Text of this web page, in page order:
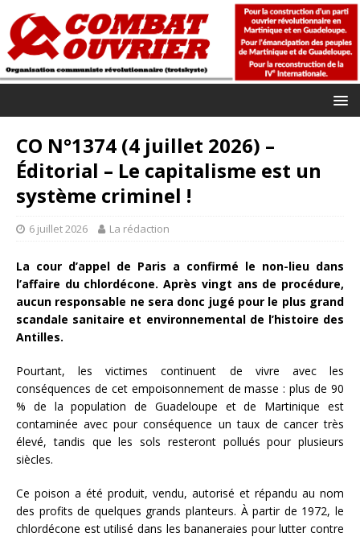
CO N°1374 (4 juillet 2026) –
Éditorial – Le capitalisme est un
système criminel !
6 juillet 2026 La rédaction
La cour d’appel de Paris a confirmé le non-lieu dans
l’affaire du chlordécone. Après vingt ans de procédure,
aucun responsable ne sera donc jugé pour le plus grand
scandale sanitaire et environnemental de l’histoire des
Antilles.
Pourtant, les victimes continuent de vivre avec les
conséquences de cet empoisonnement de masse : plus de 90
% de la population de Guadeloupe et de Martinique est
contaminée avec pour conséquence un taux de cancer très
élevé, tandis que les sols resteront pollués pour plusieurs
siècles.
Ce poison a été produit, vendu, autorisé et répandu au nom
des profits de quelques grands planteurs. À partir de 1972, le
chlordécone est utilisé dans les bananeraies pour lutter contre